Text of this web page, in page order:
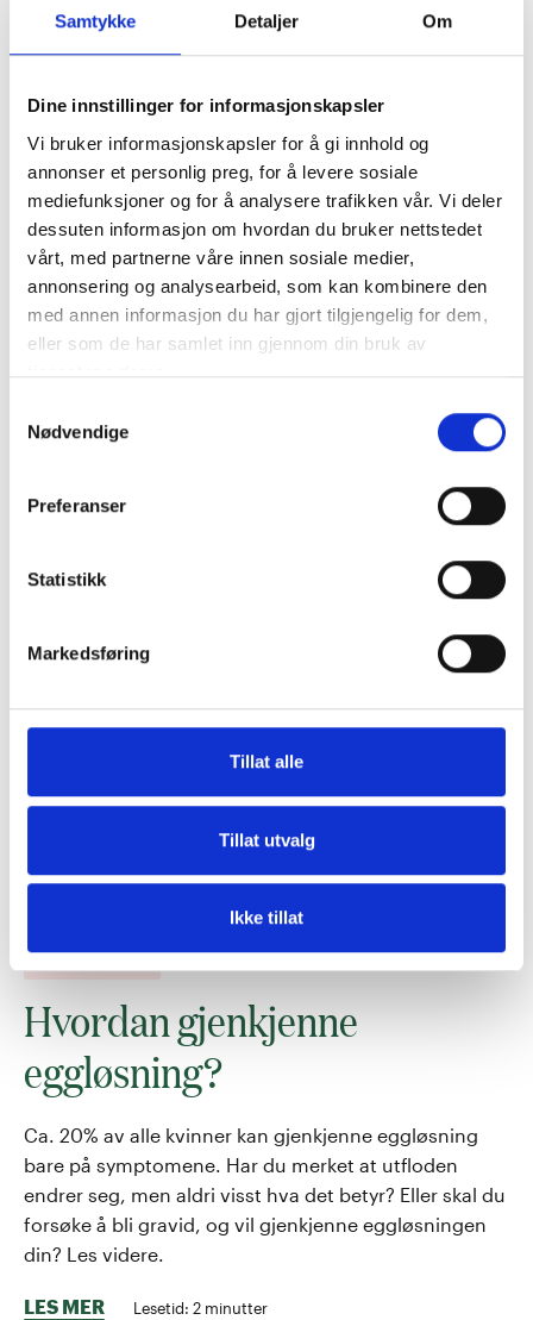
Samtykke Detaljer Om
Dine innstillinger for informasjonskapsler
Vi bruker informasjonskapsler for å gi innhold og
annonser et personlig preg, for å levere sosiale
mediefunksjoner og for å analysere trafikken vår. Vi deler
dessuten informasjon om hvordan du bruker nettstedet
vårt, med partnerne våre innen sosiale medier,
annonsering og analysearbeid, som kan kombinere den
med annen informasjon du har gjort tilgjengelig for dem,
eller som de har samlet inn gjennom din bruk av
tjenestene deres.
Nødvendige
Preferanser
Statistikk
Markedsføring
Tillat alle
Tillat utvalg
Ikke tillat
KJØNNSSYKDOMMER
hos gonoré!
FHI varsler at det blir økende antibiotikaresistens
blant bakterien som forårsaker gonoréinfeksjon. Vi
har derfor også nylig endret våre retningslinjer for
behandling.
LES MER Lesetid:2 minutter
Hvordan gjenkjenne
eggløsning?
Ca. 20% av alle kvinner kan gjenkjenne eggløsning
bare på symptomene. Har du merket at utfloden
endrer seg, men aldri visst hva det betyr? Eller skal du
forsøke å bli gravid, og vil gjenkjenne eggløsningen
din? Les videre.
LES MER Lesetid: 2 minutter